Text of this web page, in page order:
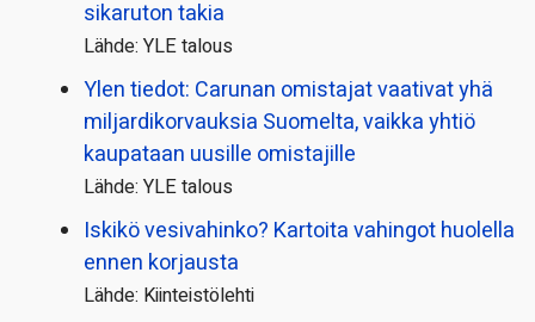
sikaruton takia
Lähde: YLE talous
Ylen tiedot: Carunan omistajat vaativat yhä
miljardi­korvauksia Suomelta, vaikka yhtiö
kaupataan uusille omistajille
Lähde: YLE talous
Iskikö vesivahinko? Kartoita vahingot huolella
ennen korjausta
Lähde: Kiinteistölehti